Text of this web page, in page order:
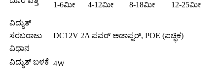
1-6ಮೀ 4-12ಮೀ 8-18ಮೀ 12-25ಮೀ
ವಿದ್ಯುತ್
ಸರಬರಾಜು
ವಿಧಾನ
DC12V 2A ಪವರ್ ಅಡಾಪ್ಟರ್, POE (ಐಚ್ಛಿಕ)
ವಿದ್ಯುತ್ ಬಳಕೆ 4W